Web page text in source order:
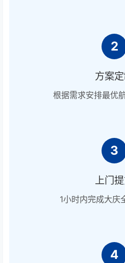
2
方案定
根据需求安排最优
3
上门
1小时内完成大庆
4